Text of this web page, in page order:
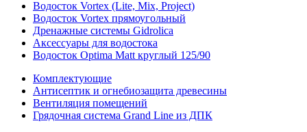
Водосток Vortex (Lite, Mix, Project)
Водосток Vortex прямоугольный
Дренажные системы Gidrolica
Аксессуары для водостока
Водосток Optima Matt круглый 125/90
Комплектующие
Антисептик и огнебиозащита древесины
Вентиляция помещений
Грядочная система Grand Line из ДПК